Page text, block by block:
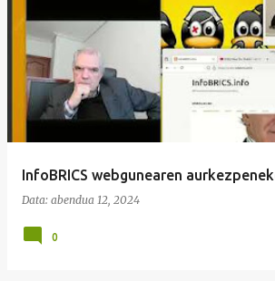
InfoBRICS webgunearen
Data: abendua 12, 2024
0